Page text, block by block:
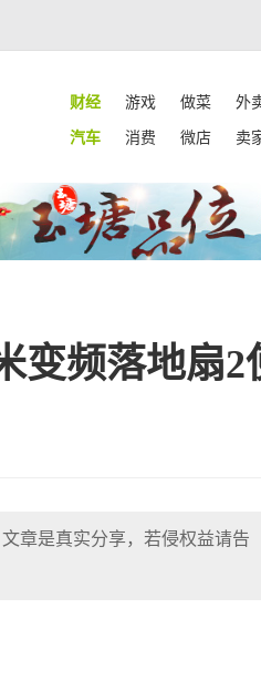
财经 游戏 做菜 外
汽车 消费 微店 卖
变频落地扇2
章是真实分享，若侵权益请告